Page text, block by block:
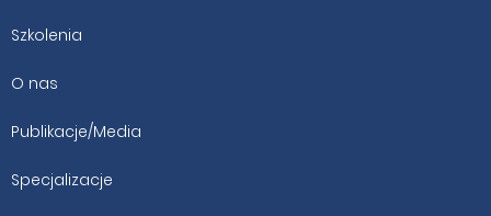
Szkolenia
O nas
Publikacje/Media
Specjalizacje